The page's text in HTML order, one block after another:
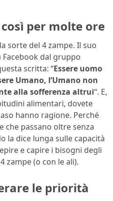
per molte ore
sorte del 4 zampe. Il suo
dal gruppo
scritta: “Essere uomo
Umano, l’Umano non
alla sofferenza altrui“. E,
alimentari, dovete
hanno ragione. Perché
che passano oltre senza
la dice lunga sulle capacità
e capire i bisogni degli
zampe (o con le ali).
le priorità